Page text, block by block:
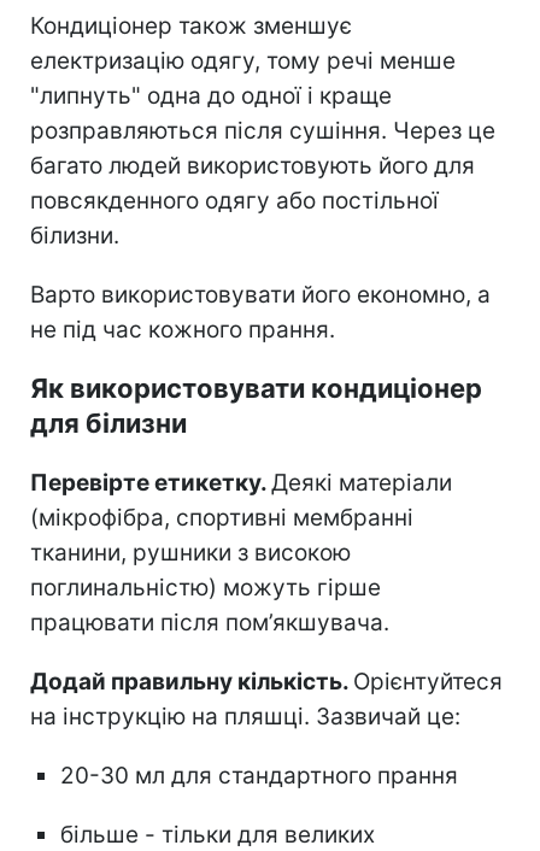
Кондиціонер також зменшує
електризацію одягу, тому речі менше
"липнуть" одна до одної і краще
розправляються після сушіння. Через це
багато людей використовують його для
повсякденного одягу або постільної
білизни.
Варто використовувати його економно, а
не під час кожного прання.
Як використовувати кондиціонер
для білизни
Перевірте етикетку.Деякі матеріали
(мікрофібра, спортивні мембранні
тканини, рушники з високою
поглинальністю) можуть гірше
працювати після пом’якшувача.
Додай правильну кількість. Орієнтуйтеся
на інструкцію на пляшці. Зазвичай це:
20-30 мл для стандартного прання
більше - тільки для великих